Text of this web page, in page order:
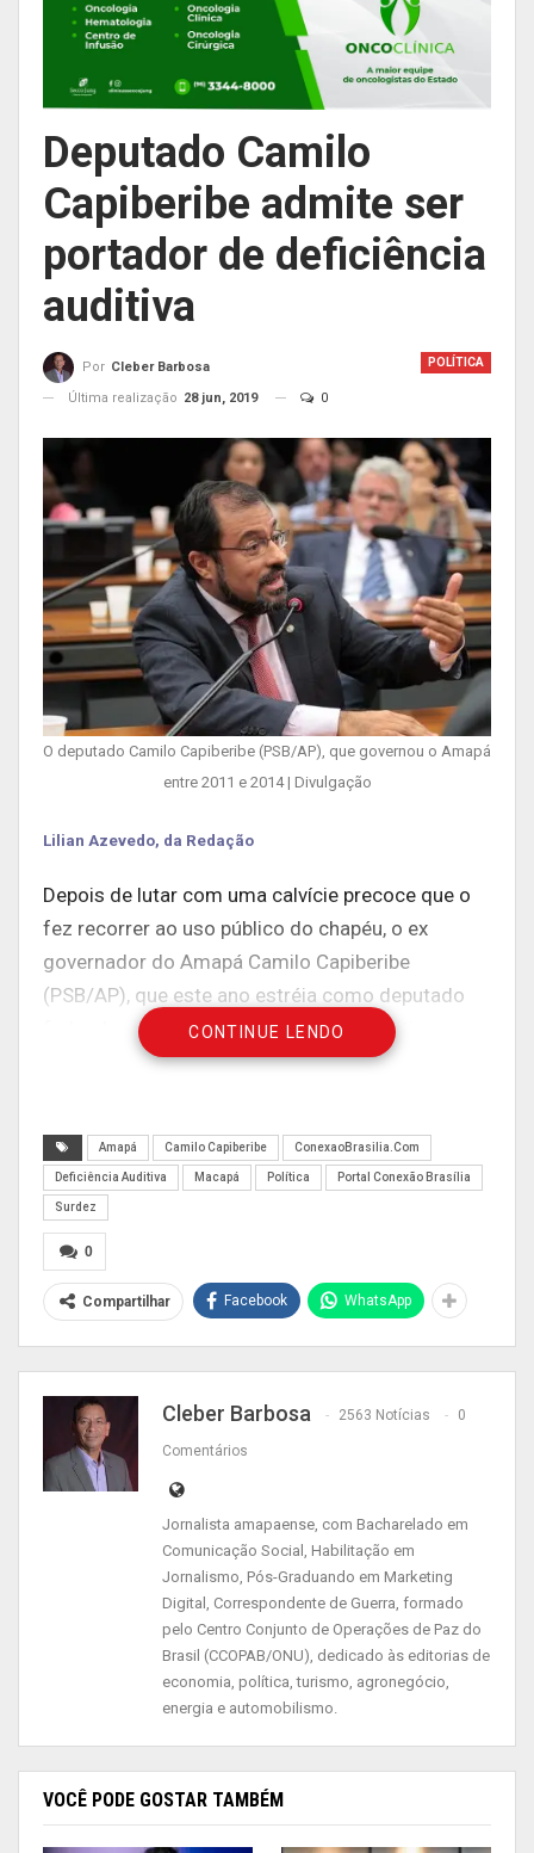
Deputado Camilo
Capiberibe admite ser
portador de deficiência
auditiva
POLÍTICA
Por Cleber Barbosa
Última realização 28 jun, 2019 0
O deputado Camilo Capiberibe (PSB/AP), que governou o Amapá
entre 2011 e 2014 | Divulgação
Lilian Azevedo, da Redação
Depois de lutar com uma calvície precoce que o
fez recorrer ao uso público do chapéu, o ex
governador do Amapá Camilo Capiberibe
(PSB/AP), que este ano estréia como deputado
federal, usou uma rede social para admitir ser
portador de deficiência auditiva. “Faz vinte e dois
lentamente mas foi acelerando nos últimos 10
anos. Não falei sobre isso antes por várias
razões: incompreensão pessoal das implicações;
vergonha; preconceito; ignorância…”, escreveu ele
em sua postagem.
Mas o parlamentar amapaense diz que considera
ser necessário reconhecer a própria deficiência e
pessoas superem a dificuldade de falar a
respeito. “Admito que sou deficiente auditivo e
com isso dar a chance das pessoas me
compreenderem. Tenho perda severa no ouvido
direito e leve no esquerdo mas é suficiente para
atrapalhar a minha compreensão na comunicação
pessoal. Em resumo, não ouço como uma pessoa
sem deficiência. Estou tentando nesse exato
momento me adaptar à uma prótese auditiva.
Darei notícias. Obrigado”, concluiu Camilo
Capiberibe.
Deficiência Auditiva
CONTINUE LENDO
Amapá Camilo Capiberibe ConexaoBrasilia.Com
Deficiência Auditiva Macapá Política Portal Conexão Brasília
Surdez
0
Compartilhar Facebook WhatsApp
Cleber Barbosa 2563 Notícias 0
Comentários
Jornalista amapaense, com Bacharelado em
Comunicação Social, Habilitação em
Jornalismo, Pós-Graduando em Marketing
Digital, Correspondente de Guerra, formado
pelo Centro Conjunto de Operações de Paz do
Brasil (CCOPAB/ONU), dedicado às editorias de
economia, política, turismo, agronegócio,
energia e automobilismo.
VOCÊ PODE GOSTAR TAMBÉM